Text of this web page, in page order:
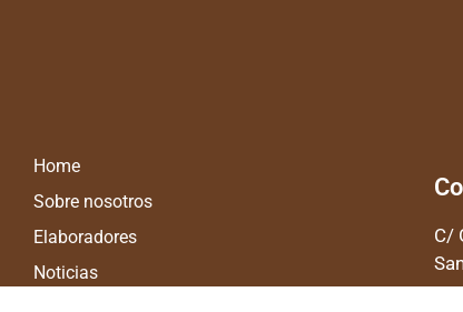
Home
Sobre nosotros
Elaboradores
Noticias
C/